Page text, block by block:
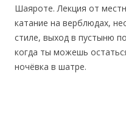
Шаяроте. Лекция от
катание на верблюдах,
стиле, выход в пустыню
когда ты можешь
ночёвка в шатре.